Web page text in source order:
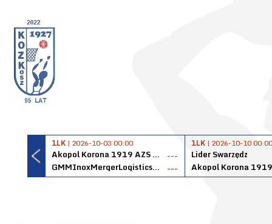
1LK | 2026-10-03 00:00
Akopol Korona 1919 AZS PK Kraków
---
GMMInoxMergerLogisticsPanteryŁańcut
---
1LK | 2026-10-10 00:00
Lider Swarzędz